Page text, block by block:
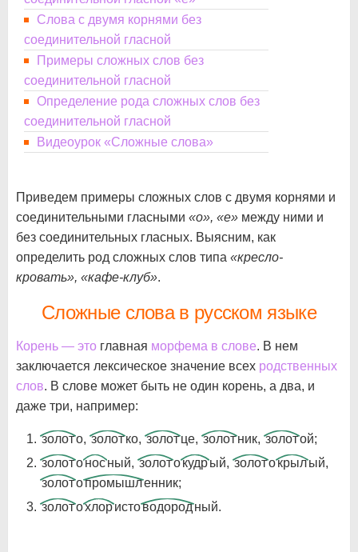
Cлова c двумя корнями без
соединительной гласной
Примеры сложных слов без
соединительной гласной
Определение рода сложных слов без
соединительной гласной
Видеоурок «Сложные слова»
Приведем примеры сложных слов с двумя корнями и
соединительными гласными «о», «е» между ними и
без соединительных гласных. Выясним, как
определить род сложных слов типа «кресло-
кровать», «кафе-клуб».
Сложные слова в русском языке
Корень — это главная морфема в слове. В нем
заключается лексическое значение всех родственных
слов. В слове может быть не один корень, а два, и
даже три, например:
золото, золотко, золотце, золотник, золотой;
золотоносный, золотокудрый, золотокрылый,
золотопромышленник;
золотохлористоводородный.